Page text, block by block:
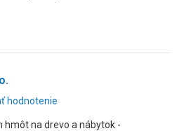
hodnotenie
hmôt na drevo a nábytok -